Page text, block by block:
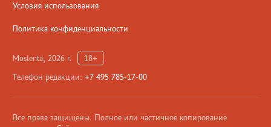
Условия использования
Политика конфиденциальности
Moslenta, 2026 г.
18+
Телефон редакции: +7 495 785-17-00
Все права защищены. Полное или частичное копирование